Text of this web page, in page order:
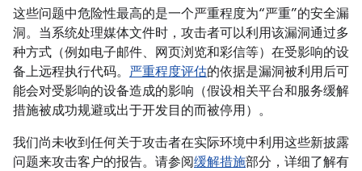
这些问题中危险性最高的是一个严重程度为“严重”的安全漏
洞。当系统处理媒体文件时，攻击者可以利用该漏洞通过多
种方式（例如电子邮件、网页浏览和彩信等）在受影响的设
备上远程执行代码。 严重程度评估的依据是漏洞被利用后可
能会对受影响的设备造成的影响（假设相关平台和服务缓解
措施被成功规避或出于开发目的而被停用）。
我们尚未收到任何关于攻击者在实际环境中利用这些新披露
问题来攻击客户的报告。请参阅缓解措施部分，详细了解有